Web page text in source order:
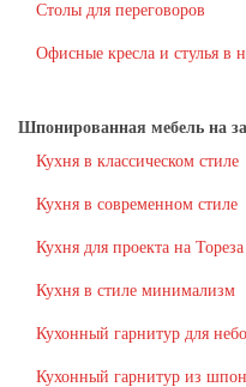
Столы для переговоров
Офисные кресла и стулья в
Шпонированная мебель на
Кухня в классическом стиле
Кухня в современном стиле
Кухня для проекта на Тореза
Кухня в стиле минимализм
Кухонный гарнитур для
Кухонный гарнитур из